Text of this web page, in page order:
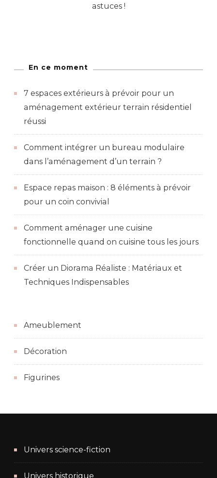
astuces !
En ce moment
7 espaces extérieurs à prévoir pour un
aménagement extérieur terrain résidentiel
réussi
Comment intégrer un bureau modulaire
dans l’aménagement d’un terrain ?
Espace repas maison : 8 éléments à prévoir
pour un coin convivial
Comment aménager une cuisine
fonctionnelle quand on cuisine tous les jours
Créer un Diorama Réaliste : Matériaux et
Techniques Indispensables
Ameublement
Décoration
Figurines
Univers science-fiction
Univers historique